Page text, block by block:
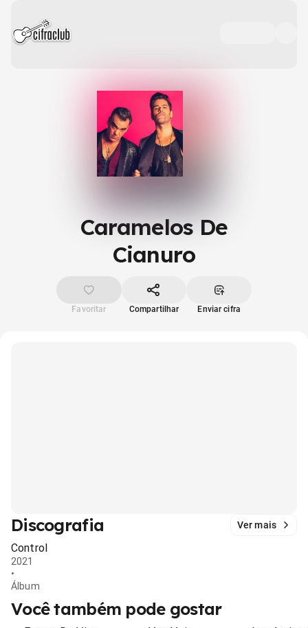
Caramelos De
Cianuro
Favoritar Compartilhar Enviar cifra
Discografia Ver mais
Control
2021
•
Álbum
Você também pode gostar